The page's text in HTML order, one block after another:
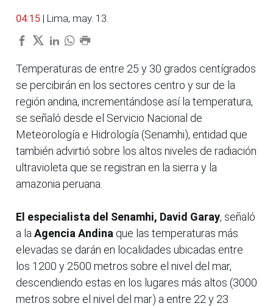
04:15 | Lima, may. 13.
Temperaturas de entre 25 y 30 grados centígrados
se percibirán en los sectores centro y sur de la
región andina, incrementándose así la temperatura,
se señaló desde el Servicio Nacional de
Meteorología e Hidrología (Senamhi), entidad que
también advirtió sobre los altos niveles de radiación
ultravioleta que se registran en la sierra y la
amazonia peruana.
El especialista del Senamhi, David Garay, señaló
a la Agencia Andina que las temperaturas más
elevadas se darán en localidades ubicadas entre
los 1200 y 2500 metros sobre el nivel del mar,
descendiendo estas en los lugares más altos (3000
metros sobre el nivel del mar) a entre 22 y 23